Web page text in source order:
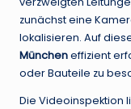
zunächst eine
lokalisieren. Auf
Müncheneffizient
oder Bauteile zu
Die Videoinspektion